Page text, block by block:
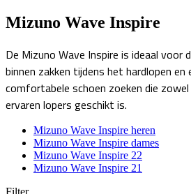
Mizuno Wave Inspire
De Mizuno Wave Inspire is ideaal voor
binnen zakken tijdens het hardlopen en
comfortabele schoen zoeken die
ervaren lopers geschikt is.
Mizuno Wave Inspire heren
Mizuno Wave Inspire dames
Mizuno Wave Inspire 22
Mizuno Wave Inspire 21